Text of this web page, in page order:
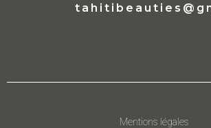
Mentions légales